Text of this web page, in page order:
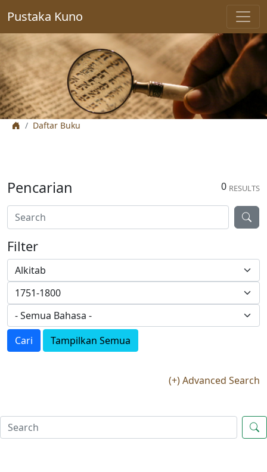
Pustaka Kuno
Daftar Buku
0 RESULTS
Pencarian
Filter
Cari Tampilkan Semua
(+) Advanced Search